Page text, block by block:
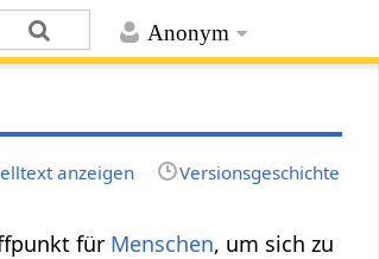
Anonym
anzeigen Versionsgeschichte
für Menschen, um sich zu